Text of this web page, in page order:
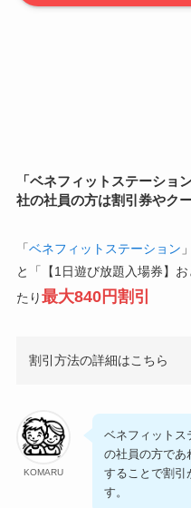
「ベネフィットステーショ
社の社員の方は割引券やク
「ベネフィットステーション
と「【1日遊び放題入場券】
たり最大840円割引
割引方法の詳細はこちら
KOMARU
ベネフィットス
の社員の方であ
することで割引
す。